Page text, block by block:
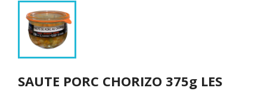
SAUTE PORC CHORIZO 375g LES